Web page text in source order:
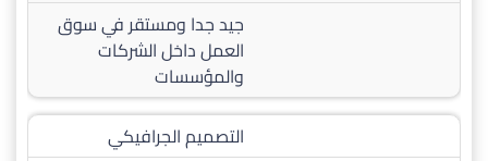
جيد جدا ومستقر في سوق
العمل داخل الشركات
والمؤسسات
التصميم الجرافيكي